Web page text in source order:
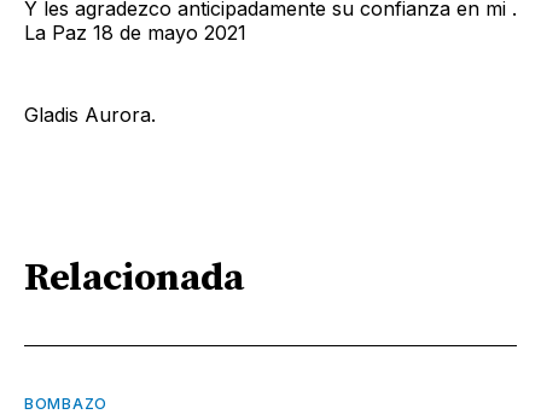
Y les agradezco anticipadamente su confianza en mi .
La Paz 18 de mayo 2021
Gladis Aurora.
Relacionada
BOMBAZO